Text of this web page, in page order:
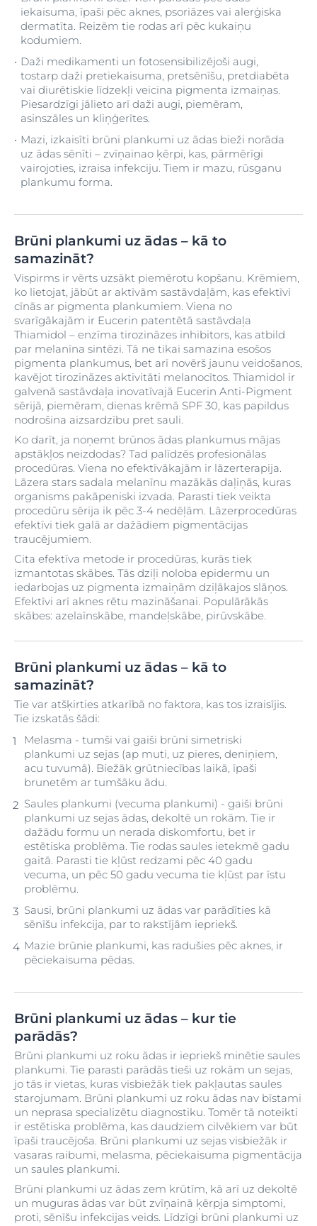
iekaisuma, īpaši pēc aknes, psoriāzes vai alerģiska
dermatīta. Reizēm tie rodas arī pēc kukaiņu
kodumiem.
Daži medikamenti un fotosensibilizējoši augi,
tostarp daži pretiekaisuma, pretsēnīšu, pretdiabēta
vai diurētiskie līdzekļi veicina pigmenta izmaiņas.
Piesardzīgi jālieto arī daži augi, piemēram,
asinszāles un kliņģerītes.
Mazi, izkaisīti brūni plankumi uz ādas bieži norāda
uz ādas sēnīti – zvīņainao ķērpi, kas, pārmērīgi
vairojoties, izraisa infekciju. Tiem ir mazu, rūsganu
plankumu forma.
Brūni plankumi uz ādas – kā to
samazināt?
Vispirms ir vērts uzsākt piemērotu kopšanu. Krēmiem,
ko lietojat, jābūt ar aktīvām sastāvdaļām, kas efektīvi
cīnās ar pigmenta plankumiem. Viena no
svarīgākajām ir Eucerin patentētā sastāvdaļa
Thiamidol – enzīma tirozināzes inhibitors, kas atbild
par melanīna sintēzi. Tā ne tikai samazina esošos
pigmenta plankumus, bet arī novērš jaunu veidošanos,
kavējot tirozināzes aktivitāti melanocītos. Thiamidol ir
galvenā sastāvdaļa inovatīvajā Eucerin Anti-Pigment
sērijā, piemēram, dienas krēmā SPF 30, kas papildus
nodrošina aizsardzību pret sauli.
Ko darīt, ja noņemt brūnos ādas plankumus mājas
apstākļos neizdodas? Tad palīdzēs profesionālas
procedūras. Viena no efektīvākajām ir lāzerterapija.
Lāzera stars sadala melanīnu mazākās daļiņās, kuras
organisms pakāpeniski izvada. Parasti tiek veikta
procedūru sērija ik pēc 3-4 nedēļām. Lāzerprocedūras
efektīvi tiek galā ar dažādiem pigmentācijas
traucējumiem.
Cita efektīva metode ir procedūras, kurās tiek
izmantotas skābes. Tās dziļi noloba epidermu un
iedarbojas uz pigmenta izmaiņām dziļākajos slāņos.
Efektīvi arī aknes rētu mazināšanai. Populārākās
skābes: azelaīnskābe, mandeļskābe, pirūvskābe.
Brūni plankumi uz ādas – kā to
samazināt?
Tie var atšķirties atkarībā no faktora, kas tos izraisījis.
Tie izskatās šādi:
Melasma - tumši vai gaiši brūni simetriski
plankumi uz sejas (ap muti, uz pieres, deniņiem,
acu tuvumā). Biežāk grūtniecības laikā, īpaši
brunetēm ar tumšāku ādu.
Saules plankumi (vecuma plankumi) - gaiši brūni
plankumi uz sejas ādas, dekoltē un rokām. Tie ir
dažādu formu un nerada diskomfortu, bet ir
estētiska problēma. Tie rodas saules ietekmē gadu
gaitā. Parasti tie kļūst redzami pēc 40 gadu
vecuma, un pēc 50 gadu vecuma tie kļūst par īstu
problēmu.
Sausi, brūni plankumi uz ādas var parādīties kā
sēnīšu infekcija, par to rakstījām iepriekš.
Mazie brūnie plankumi, kas radušies pēc aknes, ir
pēciekaisuma pēdas.
Brūni plankumi uz ādas – kur tie
parādās?
Brūni plankumi uz roku ādas ir iepriekš minētie saules
plankumi. Tie parasti parādās tieši uz rokām un sejas,
jo tās ir vietas, kuras visbiežāk tiek pakļautas saules
starojumam. Brūni plankumi uz roku ādas nav bīstami
un neprasa specializētu diagnostiku. Tomēr tā noteikti
ir estētiska problēma, kas daudziem cilvēkiem var būt
īpaši traucējoša. Brūni plankumi uz sejas visbiežāk ir
vasaras raibumi, melasma, pēciekaisuma pigmentācija
un saules plankumi.
Brūni plankumi uz ādas zem krūtīm, kā arī uz dekoltē
un muguras ādas var būt zvīņainā ķērpja simptomi,
proti, sēnīšu infekcijas veids. Līdzīgi brūni plankumi uz